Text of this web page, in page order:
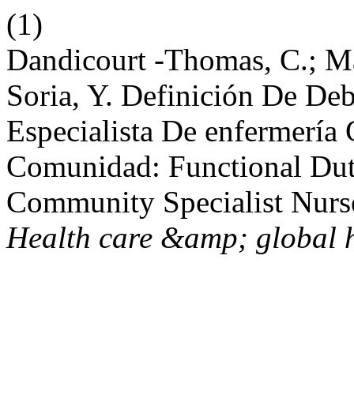
(1)
Dandicourt -Thomas, C.;
Soria, Y. Definición De
Especialista De
Comunidad: Functional
Community Specialist
Health care &amp; global